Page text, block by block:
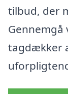
tilbud, der
Gennemgå
tagdækker